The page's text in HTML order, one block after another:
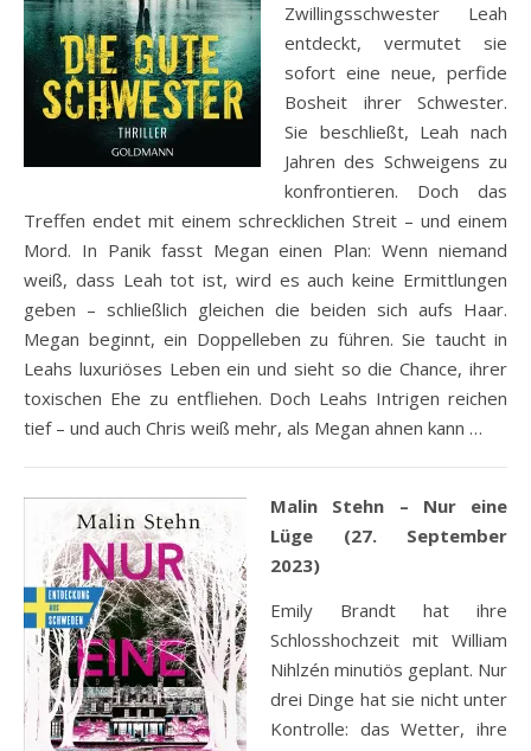
Zwillingsschwester Leah
entdeckt, vermutet sie
sofort eine neue, perfide
Bosheit ihrer Schwester.
Sie beschließt, Leah nach
Jahren des Schweigens zu
konfrontieren. Doch das
Treffen endet mit einem schrecklichen Streit – und einem
Mord. In Panik fasst Megan einen Plan: Wenn niemand
weiß, dass Leah tot ist, wird es auch keine Ermittlungen
geben – schließlich gleichen die beiden sich aufs Haar.
Megan beginnt, ein Doppelleben zu führen. Sie taucht in
Leahs luxuriöses Leben ein und sieht so die Chance, ihrer
toxischen Ehe zu entfliehen. Doch Leahs Intrigen reichen
tief – und auch Chris weiß mehr, als Megan ahnen kann …
Malin Stehn – Nur eine
Lüge (27. September
2023)
Emily Brandt hat ihre
Schlosshochzeit mit William
Nihlzén minutiös geplant. Nur
drei Dinge hat sie nicht unter
Kontrolle: das Wetter, ihre